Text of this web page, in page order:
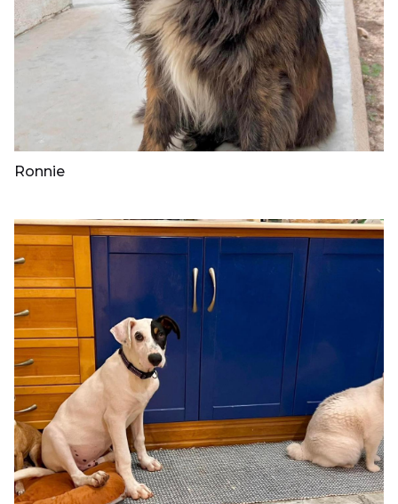
Ronnie